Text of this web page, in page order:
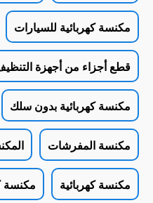
مكنسة كهربائية للسيارات
قطع أجزاء من أجهزة
مكنسة كهربائية بدون سلك
مكنسة المفرشات
مكنسة كهربائية مكنسة